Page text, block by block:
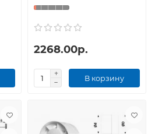
2268.00р.
В корзину